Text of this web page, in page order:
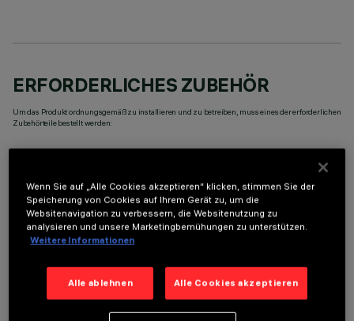
ERFORDERLICHES ZUBEHÖR
Um das Produkt ordnungsgemäß zu installieren und zu betreiben, muss eines der erforderlichen
Zubehörteile bestellt werden:
OPTIONALE KOMPONENTEN
Wenn Sie auf „Alle Cookies akzeptieren“ klicken, stimmen Sie der
Speicherung von Cookies auf Ihrem Gerät zu, um die
Websitenavigation zu verbessern, die Websitenutzung zu
analysieren und unsere Marketingbemühungen zu unterstützen.
Weitere Informationen
Alle ablehnen Alle Cookies akzeptieren